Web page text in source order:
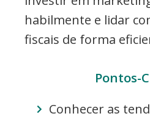
habilmente e lidar
fiscais de forma
Pontos-
Conhecer as